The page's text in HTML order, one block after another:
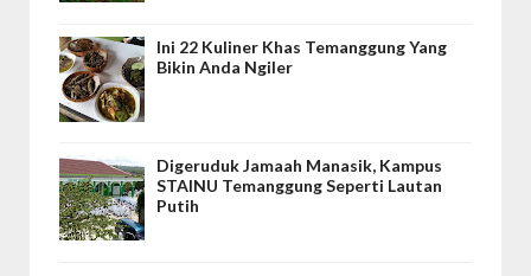
Ini 22 Kuliner Khas Temanggung Yang
Bikin Anda Ngiler
Digeruduk Jamaah Manasik, Kampus
STAINU Temanggung Seperti Lautan
Putih